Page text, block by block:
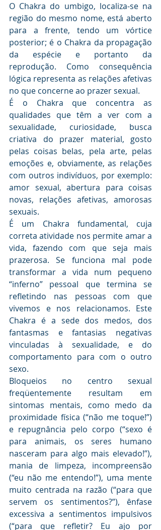
O Chakra do umbigo, localiza-se na
região do mesmo nome, está aberto
para a frente, tendo um vórtice
posterior; é o Chakra da propagação
da espécie e portanto da
reprodução. Como consequência
lógica representa as relações afetivas
no que concerne ao prazer sexual.
É o Chakra que concentra as
qualidades que têm a ver com a
sexualidade, curiosidade, busca
criativa do prazer material, gosto
pelas coisas belas, pela arte, pelas
emoções e, obviamente, as relações
com outros indivíduos, por exemplo:
amor sexual, abertura para coisas
novas, relações afetivas, amorosas
sexuais.
É um Chakra fundamental, cuja
correta atividade nos permite amar a
vida, fazendo com que seja mais
prazerosa. Se funciona mal pode
transformar a vida num pequeno
“inferno” pessoal que termina se
refletindo nas pessoas com que
vivemos e nos relacionamos. Este
Chakra é a sede dos medos, dos
fantasmas e fantasias negativas
vinculadas à sexualidade, e do
comportamento para com o outro
sexo.
Bloqueios no centro sexual
freqüentemente resultam em
sintomas mentais, como medo da
proximidade física (“não me toque!”)
e repugnância pelo corpo (“sexo é
para animais, os seres humano
nasceram para algo mais elevado!”),
mania de limpeza, incompreensão
(“eu não me entendo!”), uma mente
muito centrada na razão (“para que
servem os sentimentos?”), ênfase
excessiva a sentimentos impulsivos
(“para que refletir? Eu ajo por